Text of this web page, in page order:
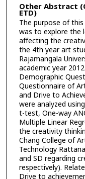
Other Abstract
ETD)
The purpose of
was to explore the
affecting the
the 4th year art
Rajamangala
academic year
Demographic
Questionnaire of
and Drive to
were analyzed
t-test, One-way
Multiple Linear
the creativity
Chang College of
Technology
and SD regarding
respectively).
Drive to